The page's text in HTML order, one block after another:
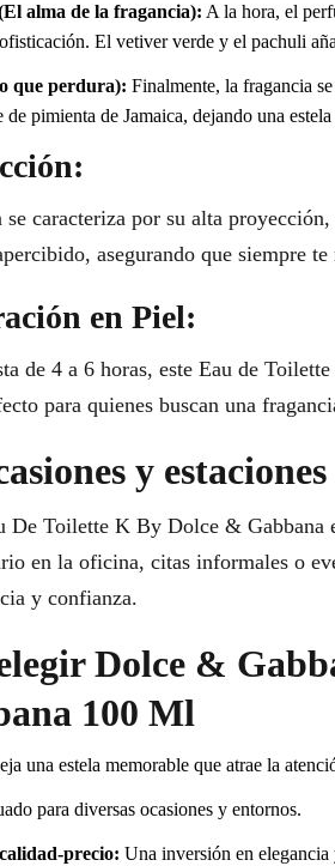
alma de la fragancia): A la hora, el
El vetiver verde y el pachuli
que perdura): Finalmente, la fragancia
pimienta de Jamaica, dejando una
caracteriza por su alta
asegurando que siempre te
en Piel:
de 4 a 6 horas, este Eau de
para quienes buscan una
y
De Toilette K By Dolce & Gabbana
en la oficina, citas informales o
y confianza.
Dolce &
100 Ml
una estela memorable que atrae la
para diversas ocasiones y entornos.
precio: Una inversión en